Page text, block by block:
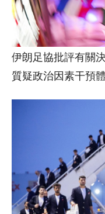
伊朗足協批評有關
質疑政治因素干預